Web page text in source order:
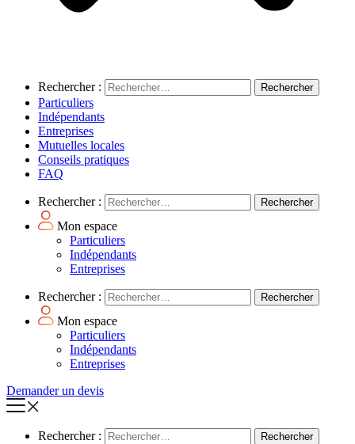
Rechercher :
Particuliers
Indépendants
Entreprises
Mutuelles locales
Conseils pratiques
FAQ
Rechercher :
Mon espace
Particuliers
Indépendants
Entreprises
Rechercher :
Mon espace
Particuliers
Indépendants
Entreprises
Demander un devis
Rechercher :